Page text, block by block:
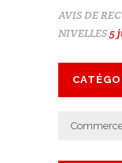
AVIS DE
NIVELLES5